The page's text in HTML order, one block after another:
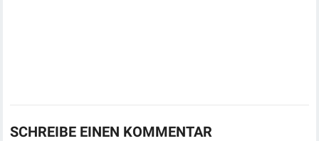
SCHREIBE EINEN KOMMENTAR